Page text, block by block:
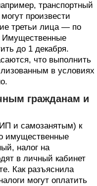
транспортный
произвести
третьи лица — по
Имущественные
до 1 декабря.
что выполнить
в условиях
гражданам и
и самозанятым) к
имущественные
налог на
в личный кабинет
Как разъяснила
могут оплатить